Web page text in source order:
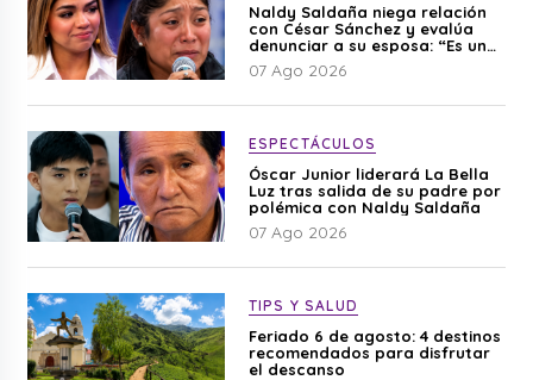
Naldy Saldaña niega relación
con César Sánchez y evalúa
denunciar a su esposa: “Es una
difamación”
07 Ago 2026
ESPECTÁCULOS
Óscar Junior liderará La Bella
Luz tras salida de su padre por
polémica con Naldy Saldaña
07 Ago 2026
TIPS Y SALUD
Feriado 6 de agosto: 4 destinos
recomendados para disfrutar
el descanso